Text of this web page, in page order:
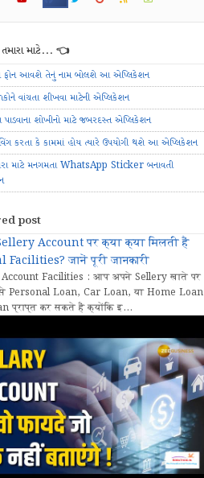
માટે... 👈
ફોન આવશે તેનું નામ બોલશે આ એપ્લિકેશન
વાંચતા શીખવા માટેની એપ્લિકેશન
પાડવાના શોખીનો માટે જબરદસ્ત એપ્લિકેશન
કરતા કે કામમાં હોય ત્યારે ઉપયોગી થશે આ એપ્લિકેશન
માટે મનગમતા WhatsApp Sticker બનાવતી
post
Account पर क्या क्या मिलती हैं
Facilities? जानें पूरी जानकारी
Facilities : आप अपने Sellery खाते पर
Personal Loan, Car Loan, या Home Loan
प्राप्त कर सकते हैं क्योंकि इ...